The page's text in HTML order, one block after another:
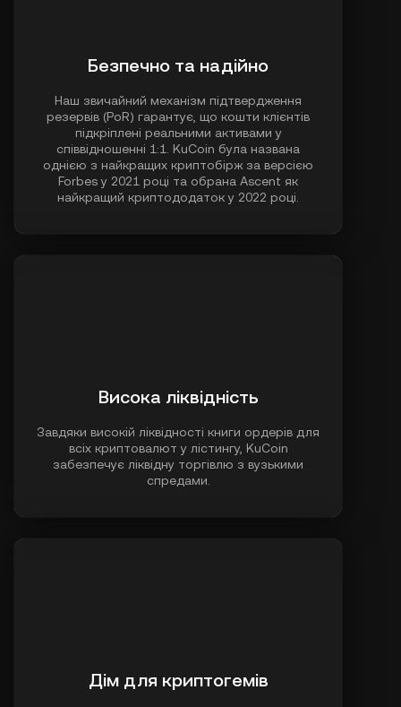
Безпечно та надійно
Наш звичайний механізм підтвердження
резервів (PoR) гарантує, що кошти клієнтів
підкріплені реальними активами у
співвідношенні 1:1. KuCoin була названа
однією з найкращих криптобірж за версією
Forbes у 2021 році та обрана Ascent як
найкращий криптододаток у 2022 році.
Висока ліквідність
Завдяки високій ліквідності книги ордерів для
всіх криптовалют у лістингу, KuCoin
забезпечує ліквідну торгівлю з вузькими
спредами.
Дім для криптогемів